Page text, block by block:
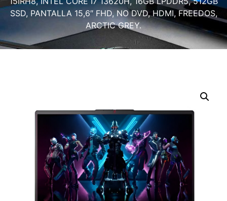
SSD, PANTALLA 15,6″ FHD, NO DVD, HDMI, FREEDOS,
ARCTIC GREY.